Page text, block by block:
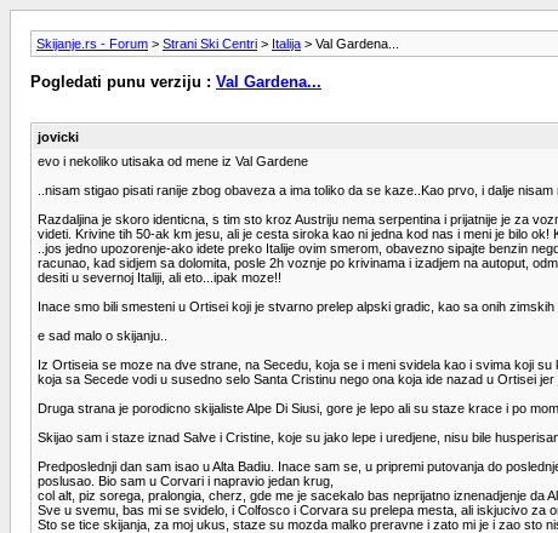
Skijanje.rs - Forum > Strani Ski Centri > Italija > Val Gardena...
Pogledati punu verziju : Val Gardena...
jovicki
evo i nekoliko utisaka od mene iz Val Gardene
..nisam stigao pisati ranije zbog obaveza a ima toliko da se kaze..Kao prvo, i dalje
Razdaljina je skoro identicna, s tim sto kroz Austriju nema serpentina i prijatnije je za
videti. Krivine tih 50-ak km jesu, ali je cesta siroka kao ni jedna kod nas i meni je bilo
..jos jedno upozorenje-ako idete preko Italije ovim smerom, obavezno sipajte benzin
racunao, kad sidjem sa dolomita, posle 2h voznje po krivinama i izadjem na autoput,
desiti u severnoj Italiji, ali eto...ipak moze!!
Inace smo bili smesteni u Ortisei koji je stvarno prelep alpski gradic, kao sa onih
e sad malo o skijanju..
Iz Ortiseia se moze na dve strane, na Secedu, koja se i meni svidela kao i svima koji
koja sa Secede vodi u susedno selo Santa Cristinu nego ona koja ide nazad u Ortisei
Druga strana je porodicno skijaliste Alpe Di Siusi, gore je lepo ali su staze krace i po
Skijao sam i staze iznad Salve i Cristine, koje su jako lepe i uredjene, nisu bile
Predposlednji dan sam isao u Alta Badiu. Inace sam se, u pripremi putovanja do
poslusao. Bio sam u Corvari i napravio jedan krug,
col alt, piz sorega, pralongia, cherz, gde me je sacekalo bas neprijatno iznenadjenje
Sve u svemu, bas mi se svidelo, i Colfosco i Corvara su prelepa mesta, ali iskjucivo za
Sto se tice skijanja, za moj ukus, staze su mozda malko preravne i zato mi je i zao sto